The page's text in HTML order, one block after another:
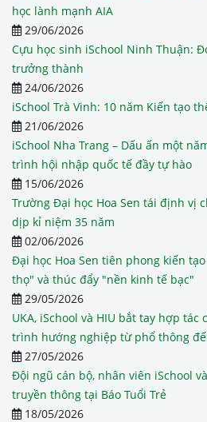
học lành mạnh AIA
29/06/2026
Cựu học sinh iSchool Ninh Thuận:
trưởng thành
24/06/2026
iSchool Trà Vinh: 10 năm Kiến tạo
21/06/2026
iSchool Nha Trang – Dấu ấn một
trình hội nhập quốc tế đầy tự hào
15/06/2026
Trường Đại học Hoa Sen tái định vị
dịp kỉ niệm 35 năm
02/06/2026
Đại học Hoa Sen tiên phong kiến
thọ" và thúc đẩy "nền kinh tế bạc"
29/05/2026
UKA, iSchool và HIU bắt tay hợp
trình hướng nghiệp từ phổ thông
27/05/2026
Đội ngũ cán bộ, nhân viên iSchool
truyền thông tại Báo Tuổi Trẻ
18/05/2026